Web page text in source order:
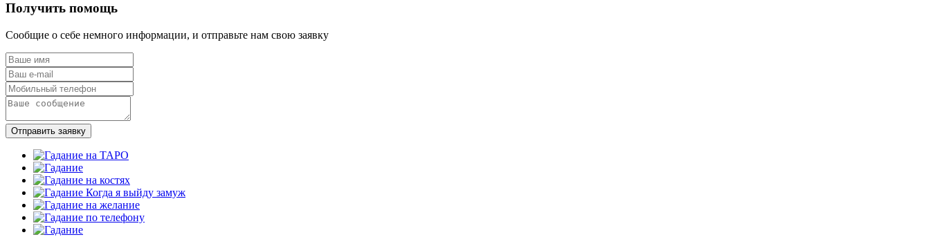
Получить помощь
Сообщие о себе немного информации, и отправьте нам свою заявку
Отправить заявку